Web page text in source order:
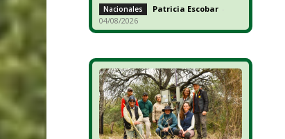
Nacionales Patricia Escobar -
04/08/2026